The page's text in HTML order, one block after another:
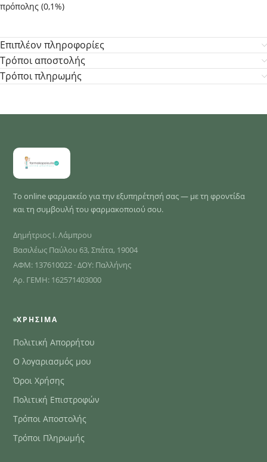
πρόπολης (0,1%)
Επιπλέον πληροφορίες
Τρόποι αποστολής
Τρόποι πληρωμής
Το online φαρμακείο για την εξυπηρέτησή σας — με τη φροντίδα
και τη συμβουλή του φαρμακοποιού σου.
Δημήτριος Ι. Λάμπρου
Βασιλέως Παύλου 63, Σπάτα, 19004
ΑΦΜ: 137610022 · ΔΟΥ: Παλλήνης
Αρ. ΓΕΜΗ: 162571403000
ΧΡΉΣΙΜΑ
Πολιτική Απορρήτου
Ο λογαριασμός μου
Όροι Χρήσης
Πολιτική Επιστροφών
Τρόποι Αποστολής
Τρόποι Πληρωμής